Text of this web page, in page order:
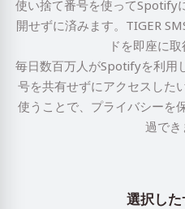
使い捨て番号を使ってSpotify
開せずに済みます。TIGER
ドを即座に取
毎日数百万人がSpotifyを利用
号を共有せずにアクセスした
使うことで、プライバシーを
過でき
選択し